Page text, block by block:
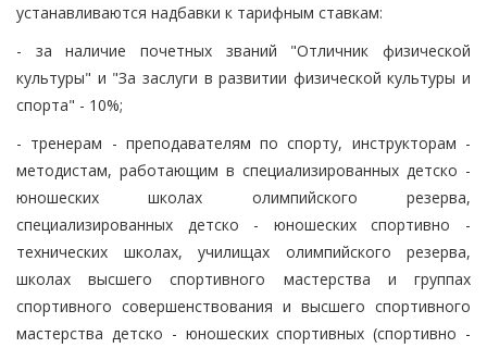
устанавливаются надбавки к тарифным ставкам:
- за наличие почетных званий "Отличник физической
культуры" и "За заслуги в развитии физической культуры и
спорта" - 10%;
- тренерам - преподавателям по спорту, инструкторам -
методистам, работающим в специализированных детско -
юношеских школах олимпийского резерва,
специализированных детско - юношеских спортивно -
технических школах, училищах олимпийского резерва,
школах высшего спортивного мастерства и группах
спортивного совершенствования и высшего спортивного
мастерства детско - юношеских спортивных (спортивно -